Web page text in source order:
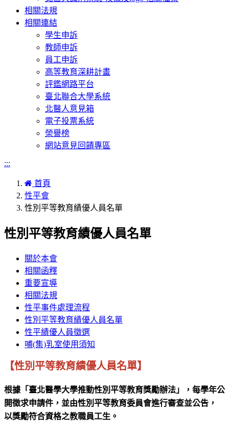
相關法規
相關連結
學生申訴
教師申訴
員工申訴
高等教育深耕計畫
評鑑網路平台
臺北聯合大學系統
北醫人意見箱
電子投票系統
榮譽榜
網站意見回饋專區
:::
首頁
性平會
性別平等教育績優人員名單
性別平等教育績優人員名單
關於本會
相關函釋
重要宣導
相關法規
性平事件處理流程
性別平等教育績優人員名單
性平績優人員徵選
哺(集)乳室使用須知
【性別平等教育績優人員名單】
根據「臺北醫學大學推動性別平等教育獎勵辦法」，每學年公
開徵求申請件，並由性別平等教育委員會進行審查並公告，
以獎勵符合資格之教職員工生。